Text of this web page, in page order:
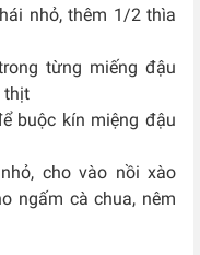
nhỏ, thêm 1/2 thìa
từng miếng đậu
thịt
buộc kín miệng đậu
cho vào nồi xào
ngấm cà chua, nêm